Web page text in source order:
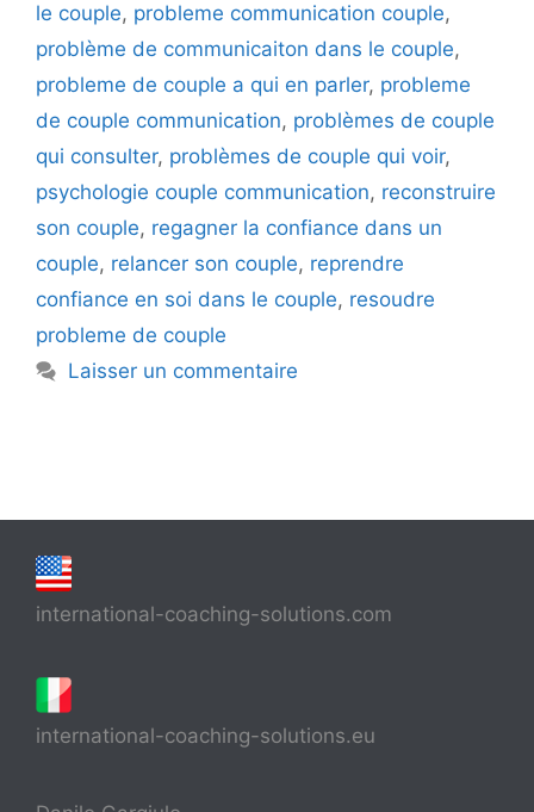
le couple, probleme communication couple,
problème de communicaiton dans le couple,
probleme de couple a qui en parler, probleme
de couple communication, problèmes de couple
qui consulter, problèmes de couple qui voir,
psychologie couple communication, reconstruire
son couple, regagner la confiance dans un
couple, relancer son couple, reprendre
confiance en soi dans le couple, resoudre
probleme de couple
Laisser un commentaire
international-coaching-solutions.com
international-coaching-solutions.eu